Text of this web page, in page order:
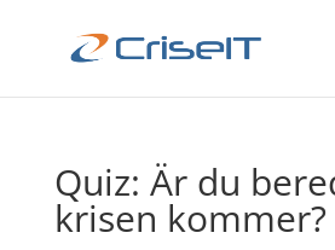
Quiz: Är du
krisen kommer?